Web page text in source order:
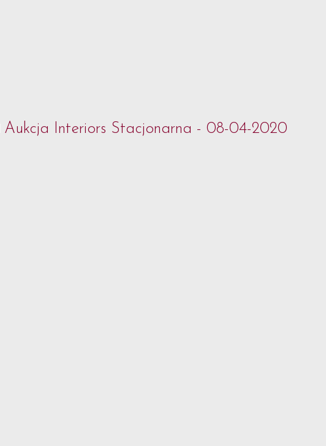
Aukcja Interiors Stacjonarna - 08-04-2020